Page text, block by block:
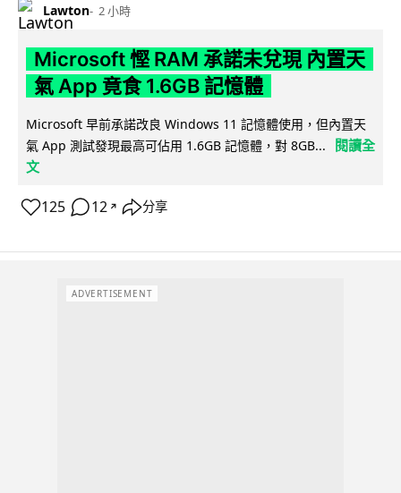
Lawton 2 小時
Microsoft 慳 RAM 承諾未兌現 內置天
氣 App 竟食 1.6GB 記憶體
Microsoft 早前承諾改良 Windows 11 記憶體使用，但內置天
氣 App 測試發現最高可佔用 1.6GB 記憶體，對 8GB...
閱讀全
文
125 12 ↗ 分享
ADVERTISEMENT